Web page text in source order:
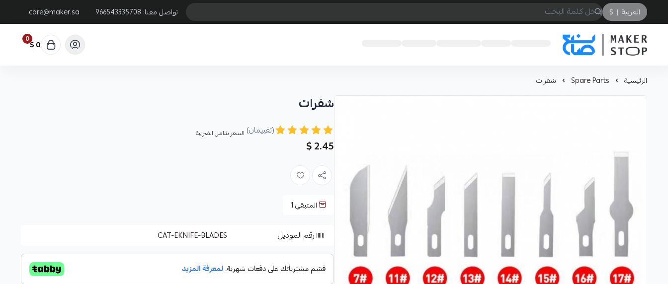
العربية |
$ تواصل معنا: 966543335708
care@maker.sa
صانع
0 0 $
الرئيسية Spare Parts شفرات
شفرات
(تقييمان) السعر شامل الضريبة
2.45 $
المتبقي1
رقم الموديل CAT-EKNIFE-BLADES